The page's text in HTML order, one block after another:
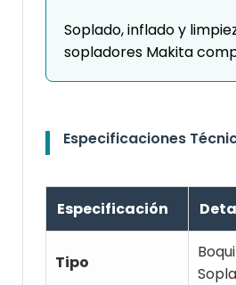
Soplado, inflado y
sopladores Makita
Especificaciones
Especificación
Tipo